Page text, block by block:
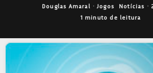
Douglas Amaral · Jogos Notícias ·
1 minuto de leitura